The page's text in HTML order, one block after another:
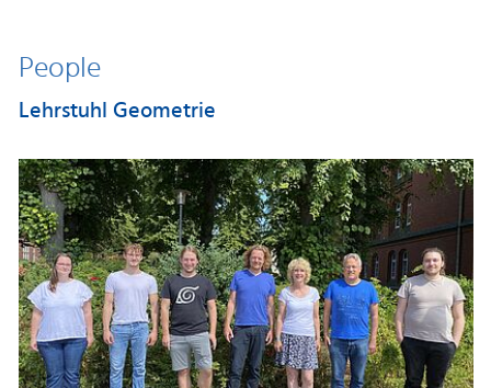
People
Lehrstuhl Geometrie